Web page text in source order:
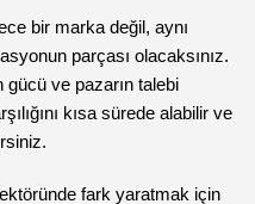
bir marka değil, aynı
parçası olacaksınız.
gücü ve pazarın talebi
kısa sürede alabilir ve
fark yaratmak için